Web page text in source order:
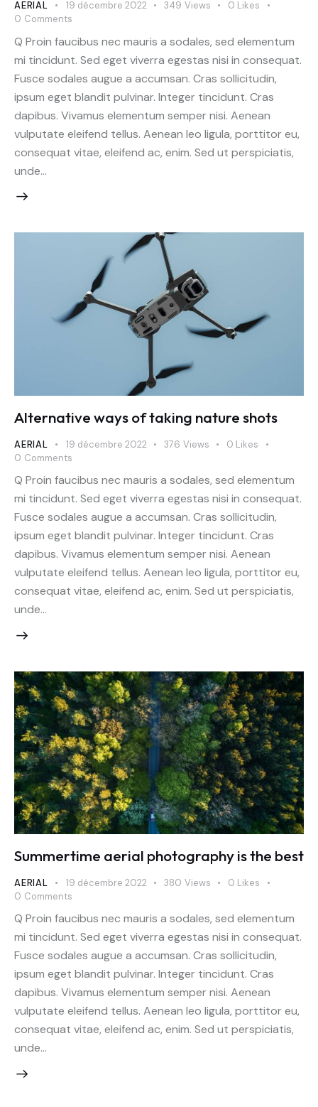
AERIAL 19 décembre 2022 349 Views 0 Likes
0 Comments
Q Proin faucibus nec mauris a sodales, sed elementum
mi tincidunt. Sed eget viverra egestas nisi in consequat.
Fusce sodales augue a accumsan. Cras sollicitudin,
ipsum eget blandit pulvinar. Integer tincidunt. Cras
dapibus. Vivamus elementum semper nisi. Aenean
vulputate eleifend tellus. Aenean leo ligula, porttitor eu,
consequat vitae, eleifend ac, enim. Sed ut perspiciatis,
unde…
Alternative ways of taking nature shots
AERIAL 19 décembre 2022 376 Views 0 Likes
0 Comments
Q Proin faucibus nec mauris a sodales, sed elementum
mi tincidunt. Sed eget viverra egestas nisi in consequat.
Fusce sodales augue a accumsan. Cras sollicitudin,
ipsum eget blandit pulvinar. Integer tincidunt. Cras
dapibus. Vivamus elementum semper nisi. Aenean
vulputate eleifend tellus. Aenean leo ligula, porttitor eu,
consequat vitae, eleifend ac, enim. Sed ut perspiciatis,
unde…
Summertime aerial photography is the best
AERIAL 19 décembre 2022 380 Views 0 Likes
0 Comments
Q Proin faucibus nec mauris a sodales, sed elementum
mi tincidunt. Sed eget viverra egestas nisi in consequat.
Fusce sodales augue a accumsan. Cras sollicitudin,
ipsum eget blandit pulvinar. Integer tincidunt. Cras
dapibus. Vivamus elementum semper nisi. Aenean
vulputate eleifend tellus. Aenean leo ligula, porttitor eu,
consequat vitae, eleifend ac, enim. Sed ut perspiciatis,
unde…